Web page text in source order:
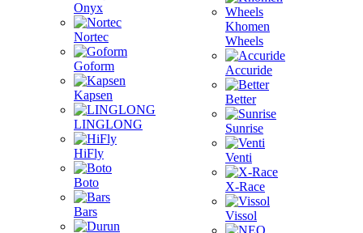
Onyx
Nortec
Goform
Kapsen
LINGLONG
HiFly
Boto
Bars
Khomen
Wheels
Accuride
Better
Sunrise
Venti
X-Race
Vissol